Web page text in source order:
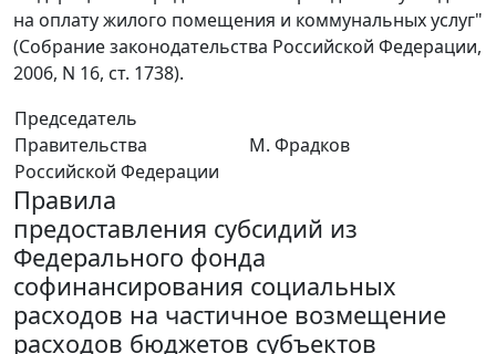
на оплату жилого помещения и коммунальных услуг"
(Собрание законодательства Российской Федерации,
2006, N 16, ст. 1738).
Председатель
Правительства
Российской Федерации
М. Фрадков
Правила
предоставления субсидий из
Федерального фонда
софинансирования социальных
расходов на частичное возмещение
расходов бюджетов субъектов